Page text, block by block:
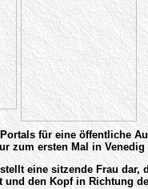
für eine öffentliche
zum ersten Mal in Venedig
eine sitzende Frau
und den Kopf in Richtung